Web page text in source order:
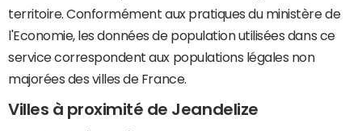
territoire. Conformément aux pratiques du ministère de
l'Economie, les données de population utilisées dans ce
service correspondent aux populations légales non
majorées des villes de France.
Villes à proximité de Jeandelize